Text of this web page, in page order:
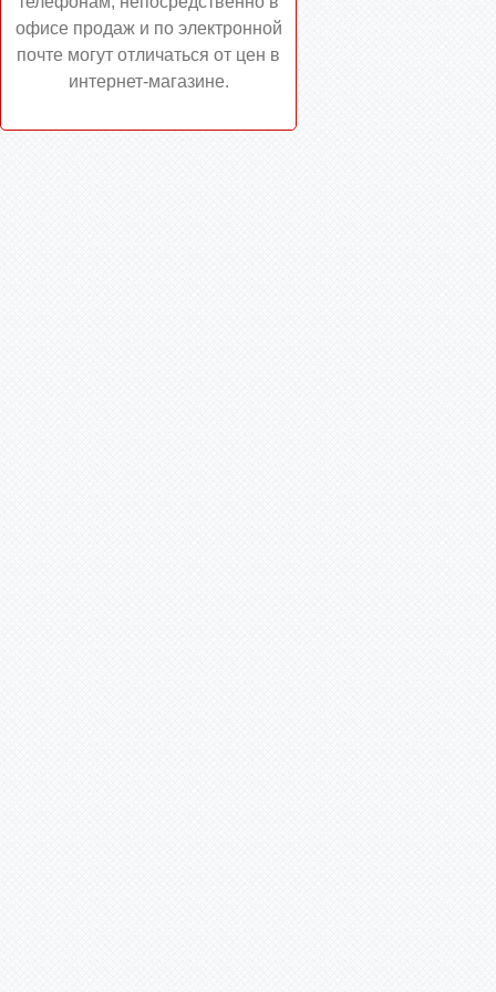
офисе продаж и по электронной
почте могут отличаться от цен в
интернет-магазине.